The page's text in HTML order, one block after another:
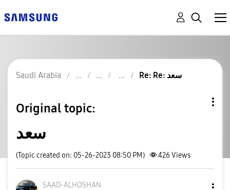
Saudi Arabia Re: Re: سعد
Original topic:
سعد
(Topic created on: 05-26-2023 08:50 PM) 426 Views
SAAD-ALHOSHAN